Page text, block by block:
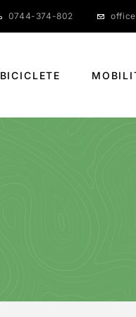
0744-374-802
BICICLETE